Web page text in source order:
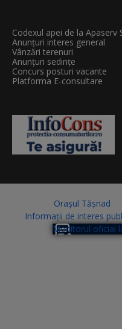
Codexul apei de la Apaserv
Anunțuri interes general
Vânzări terenuri
Anunțuri sedințe
Concurs posturi vacante
Platforma E-consultare
Orașul Tășnad
Informații de interes
Monitorul oficial